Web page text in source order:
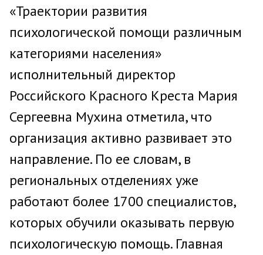
«Траектории развития
психологической помощи различным
категориями населения»
исполнительный директор
Российского Красного Креста Мария
Сергеевна Мухина отметила, что
организация активно развивает это
направление. По ее словам, в
региональных отделениях уже
работают более 1700 специалистов,
которых обучили оказывать первую
психологическую помощь. Главная